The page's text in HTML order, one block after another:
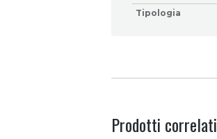
Tipologia
Prodotti correlati